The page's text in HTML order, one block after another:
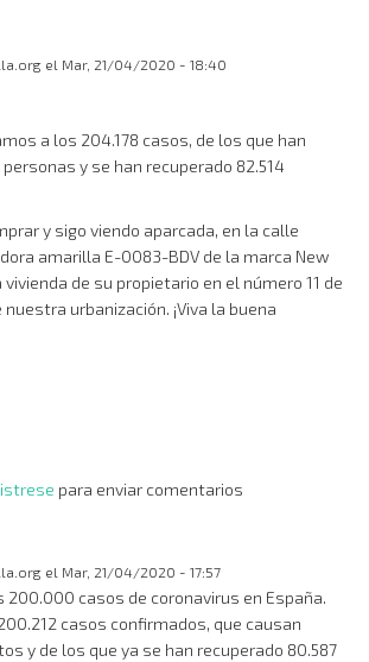
el Mar, 21/04/2020 - 18:40
a los 204.178 casos, de los que han
y se han recuperado 82.514
y sigo viendo aparcada, en la calle
amarilla E-0083-BDV de la marca New
de su propietario en el número 11 de
urbanización. ¡Viva la buena
para enviar comentarios
el Mar, 21/04/2020 - 17:57
200.000 casos de coronavirus en España.
casos confirmados, que causan
y de los que ya se han recuperado 80.587